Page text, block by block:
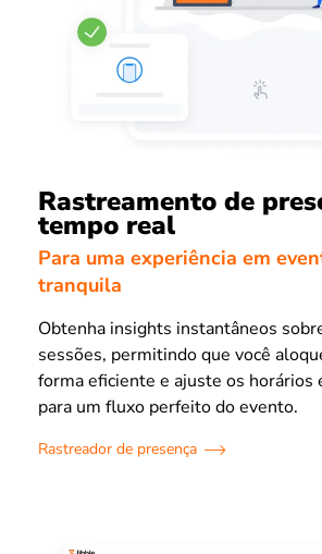
Rastreamento de
tempo real
Para uma experiência em
tranquila
Obtenha insights instantâneos
sessões, permitindo que você
forma eficiente e ajuste os horários
para um fluxo perfeito do evento.
Rastreador de presença